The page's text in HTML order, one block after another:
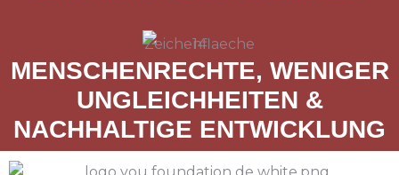
MENSCHENRECHTE, WENIGER
UNGLEICHHEITEN &
NACHHALTIGE ENTWICKLUNG